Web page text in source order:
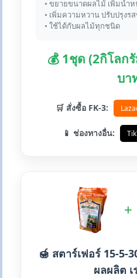
• ขยายขนาดผลไม้ เพิ่มน้ำ
• เพิ่มความหวาน ปรับปรุงร
• ใช้ได้กับผลไม้ทุกชนิด
💰 1ชุด (2กิโลก
บา
🛒 สั่งซื้อ FK-3:
📱 ช่องทางอื่น:
+
🍯 สตาร์เฟอร์ 15-5-
ผลผลิต เ